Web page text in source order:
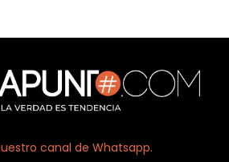
canal de Whatsapp.